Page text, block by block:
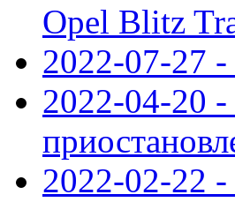
Opel Blitz
2022-07-27
2022-04-20 -
2022-02-22